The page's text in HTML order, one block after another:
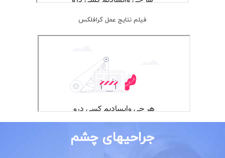
فیلم نتایج عمل کرافلکس
جراحیهای چشم